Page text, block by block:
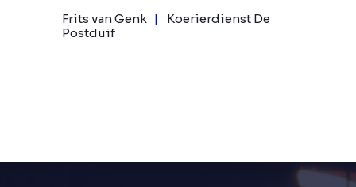
Frits van Genk
Koerierdienst De
Postduif